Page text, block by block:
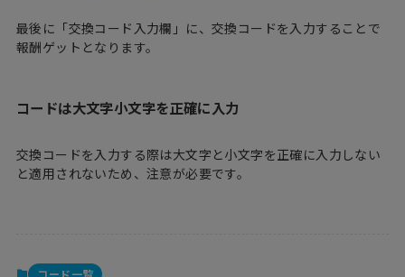
最後に「交換コード入力欄」に、交換コードを入力することで
報酬ゲットとなります。
コードは大文字小文字を正確に入力
交換コードを入力する際は大文字と小文字を正確に入力しない
と適用されないため、注意が必要です。
コード一覧